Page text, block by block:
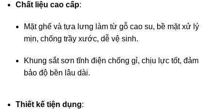
Chất liệu cao cấp:
Mặt ghế và tựa lưng làm từ gỗ cao su, bề mặt xử lý
mịn, chống trầy xước, dễ vệ sinh.
Khung sắt sơn tĩnh điện chống gỉ, chịu lực tốt, đảm
bảo độ bền lâu dài.
Thiết kế tiện dụng: